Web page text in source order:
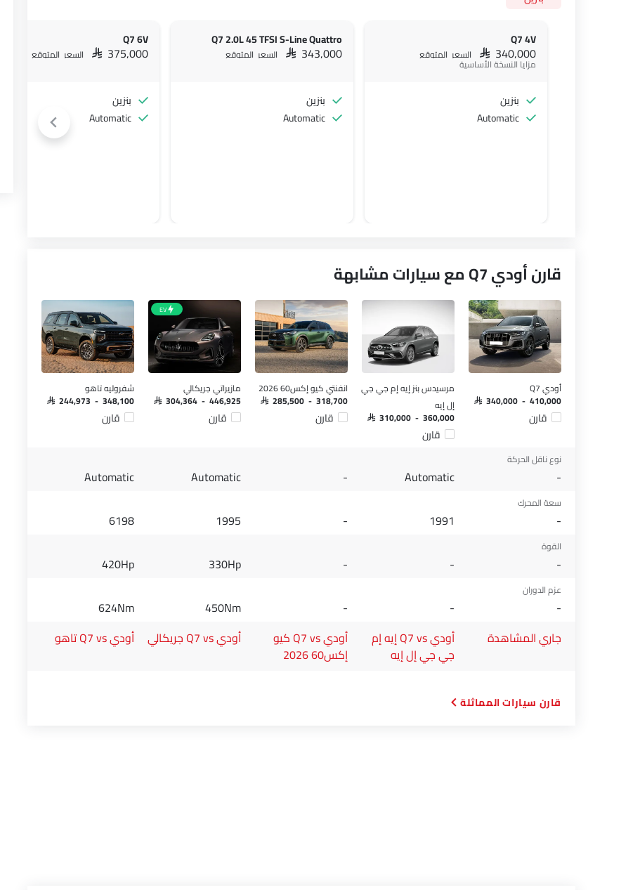
Q7 4V
SAR 340,000 السعر المتوقع
مزايا النسخة الأساسية
بنزين
Automatic
Q7 2.0L 45 TFSI S-Line Quattro
SAR 343,000 السعر المتوقع
بنزين
Automatic
Q7 6V
SAR 375,000 السعر المتوقع
بنزين
Automatic
قارن أودي Q7 مع سيارات مشابهة
أودي Q7
SAR 340,000 - 410,000
قارن
مرسيدس بنز إيه إم جي جي
إل إيه
SAR 310,000 - 360,000
قارن
انفنتي كيو إكس60 2026
SAR 285,500 - 318,700
قارن
EV
مازيراتي جريكالي
SAR 304,364 - 446,925
قارن
شفروليه تاهو
SAR 244,973 - 348,100
قارن
نوع ناقل الحركة
-
Automatic
-
Automatic
Automatic
سعة المحرك
-
1991
-
1995
6198
القوة
-
-
-
330Hp
420Hp
عزم الدوران
-
-
-
450Nm
624Nm
جاري المشاهدة
أودي Q7 vs إيه إم
جي جي إل إيه
أودي Q7 vs كيو
إكس60 2026
أودي Q7 vs جريكالي أودي Q7 vs تاهو
قارن سيارات المماثلة